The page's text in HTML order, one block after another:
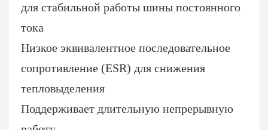
для стабильной работы шины постоянного
тока
Низкое эквивалентное последовательное
сопротивление (ESR) для снижения
тепловыделения
Поддерживает длительную непрерывную